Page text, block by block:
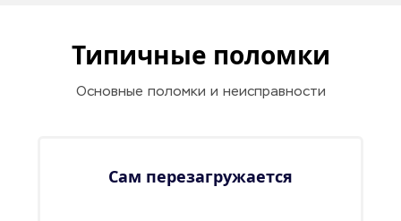
Типичные поломки
Основные поломки и неисправности
Сам перезагружается